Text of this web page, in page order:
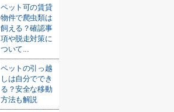
ペット可の賃貸
物件で爬虫類は
飼える？確認事
項や脱走対策に
ついて...
ペットの引っ越
しは自分ででき
る？安全な移動
方法も解説